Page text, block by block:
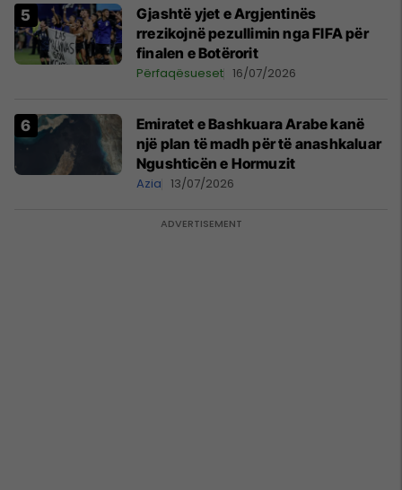
Gjashtë yjet e Argjentinës
rrezikojnë pezullimin nga FIFA për
finalen e Botërorit
Përfaqësueset 16/07/2026
Emiratet e Bashkuara Arabe kanë
një plan të madh për të anashkaluar
Ngushticën e Hormuzit
Azia 13/07/2026